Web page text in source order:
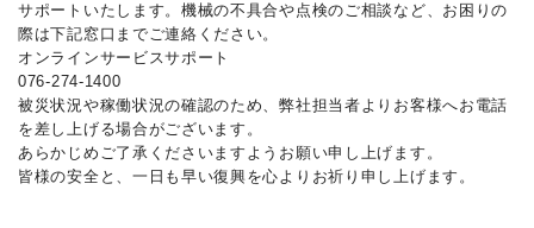
サポートいたします。機械の不具合や点検のご相談など、お困りの
際は下記窓口までご連絡ください。
オンラインサービスサポート
076-274-1400
被災状況や稼働状況の確認のため、弊社担当者よりお客様へお電話
を差し上げる場合がございます。
あらかじめご了承くださいますようお願い申し上げます。
皆様の安全と、一日も早い復興を心よりお祈り申し上げます。